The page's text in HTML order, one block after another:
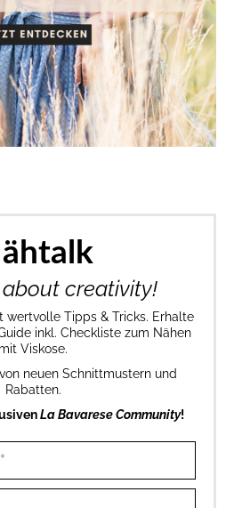
creativity!
wertvolle Tipps & Tricks. Erhalte
inkl. Checkliste zum Nähen
mit Viskose.
neuen Schnittmustern und
Rabatten.
La Bavarese Community!